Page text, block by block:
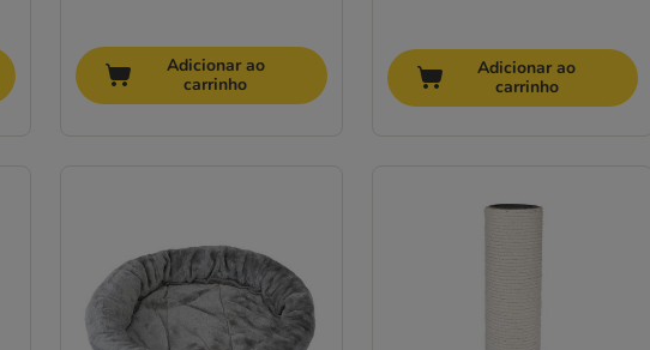
Adicionar ao
carrinho
Adicionar ao
carrinho